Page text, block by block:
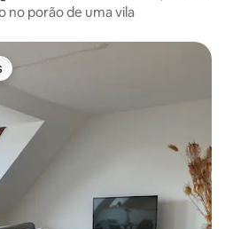
porão de uma vila